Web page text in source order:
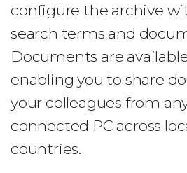
configure the archive
search terms and
Documents are
enabling you to share
your colleagues from
connected PC across
countries.